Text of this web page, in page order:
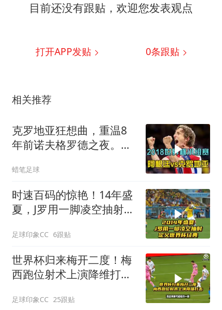
目前还没有跟贴，欢迎您发表观点
打开APP发贴 0条跟贴
相关推荐
克罗地亚狂想曲，重温8
年前诺夫格罗德之夜。莫
蜡笔足球
时速百码的惊艳！14年盛
夏，J罗用一脚凌空抽射定
足球印象CC 6跟贴
世界杯归来梅开二度！梅
西跑位射术上演降维打
足球印象CC 25跟贴